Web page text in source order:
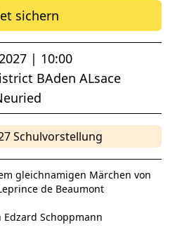
sichern
| 10:00
BAden ALsace
Schulvorstellung
gleichnamigen Märchen von
de Beaumont
Edzard Schoppmann